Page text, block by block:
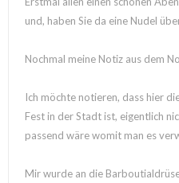
und, haben Sie da eine Nudel
Nochmal meine Notiz aus dem
Ich möchte notieren, dass hier
Fest in der Stadt ist, eigentlich
passend wäre womit man es
Mir wurde an die